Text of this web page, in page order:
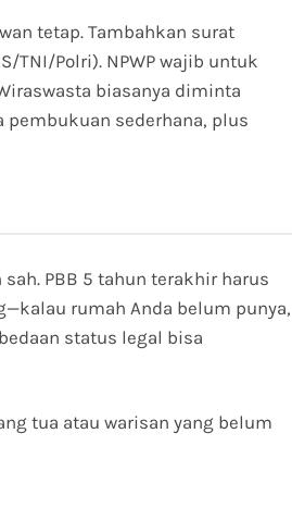
tetap. Tambahkan surat
TNI/Polri). NPWP wajib untuk
biasanya diminta
sederhana, plus
PBB 5 tahun terakhir harus
rumah Anda belum punya,
status legal bisa
tua atau warisan yang belum